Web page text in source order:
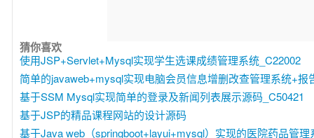
猜你喜欢
使用JSP+Servlet+Mysql实现学生选课成绩管理系统_C22002
简单的javaweb+mysql实现电脑会员信息增删改查管理系统+报
基于SSM Mysql实现简单的登录及新闻列表展示源码_C50421
基于JSP的精品课程网站的设计源码
基于Java web（springboot+layui+mysql）实现的医院药品管理